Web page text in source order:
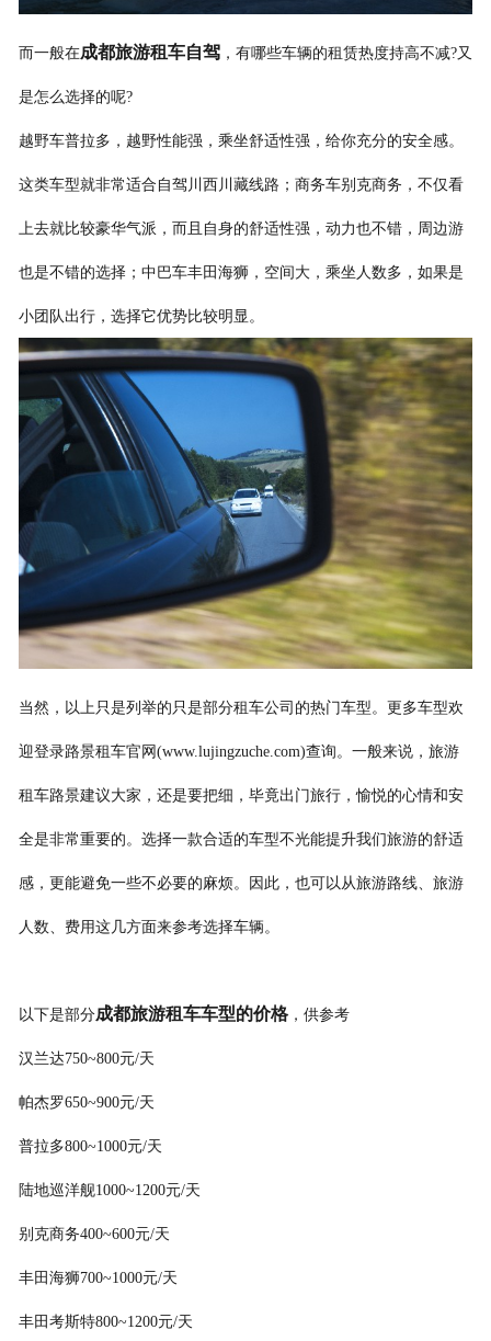
而一般在成都旅游租车自驾，有哪些车辆的租赁热度持高不减?又
是怎么选择的呢?
越野车普拉多，越野性能强，乘坐舒适性强，给你充分的安全感。
这类车型就非常适合自驾川西川藏线路； 商务车别克商务，不仅看
上去就比较豪华气派，而且自身的舒适性强，动力也不错，周边游
也是不错的选择； 中巴车丰田海狮，空间大，乘坐人数多，如果是
小团队出行，选择它优势比较明显。
当然，以上只是列举的只是部分租车公司的热门车型。更多车型欢
迎登录路景租车官网(www.lujingzuche.com)查询。一般来说，旅游
租车路景建议大家，还是要把细，毕竟出门旅行，愉悦的心情和安
全是非常重要的。选择一款合适的车型不光能提升我们旅游的舒适
感，更能避免一些不必要的麻烦。因此，也可以从旅游路线、旅游
人数、费用这几方面来参考选择车辆。
以下是部分成都旅游租车车型的价格，供参考
汉兰达750~800元/天
帕杰罗650~900元/天
普拉多800~1000元/天
陆地巡洋舰1000~1200元/天
别克商务400~600元/天
丰田海狮700~1000元/天
丰田考斯特800~1200元/天